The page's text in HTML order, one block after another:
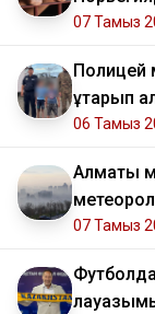
07 Тамыз
Полицей
құтқарып
06 Тамыз
Алматы
07 Тамыз